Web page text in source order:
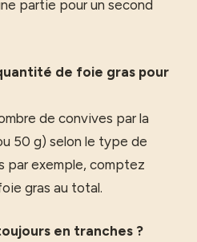
partie pour un second
de foie gras pour
de convives par la
50 g) selon le type de
par exemple, comptez
gras au total.
en tranches ?